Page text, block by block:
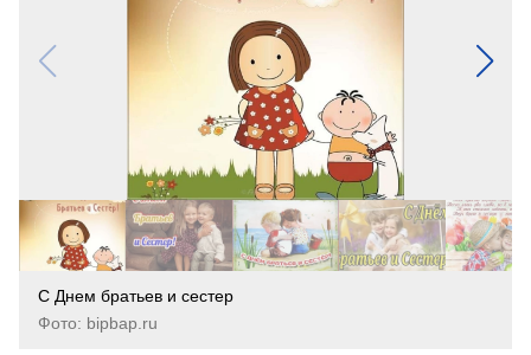
С Днем братьев и сестер
Фото: bipbap.ru